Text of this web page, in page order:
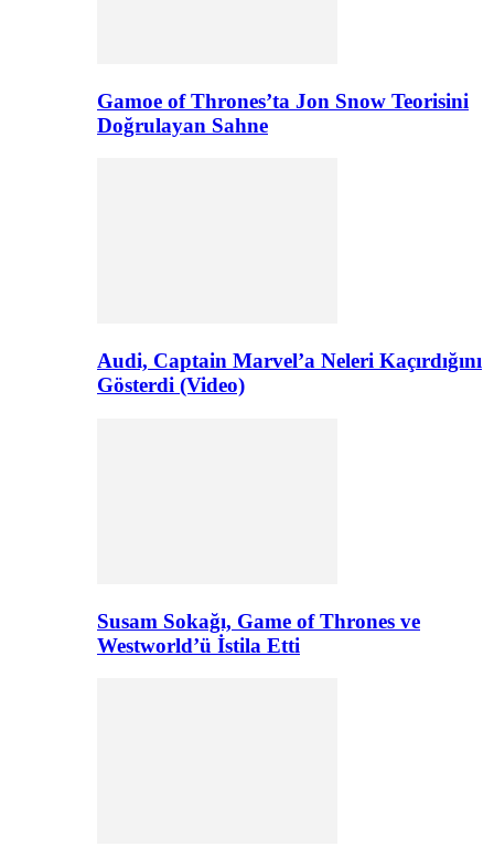
Gamoe of Thrones’ta Jon Snow Teorisini
Doğrulayan Sahne
Audi, Captain Marvel’a Neleri Kaçırdığını
Gösterdi (Video)
Susam Sokağı, Game of Thrones ve
Westworld’ü İstila Etti